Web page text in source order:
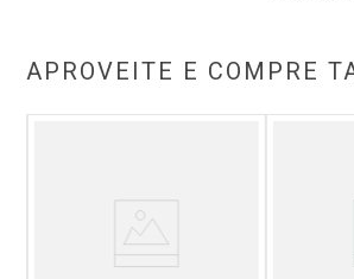
APROVEITE E COMPRE